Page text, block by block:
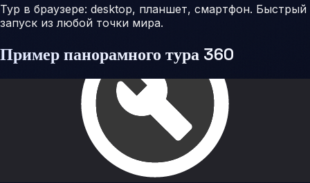
Тур в браузере: desktop, планшет, смартфон. Быстрый
запуск из любой точки мира.
Пример панорамного тура 360